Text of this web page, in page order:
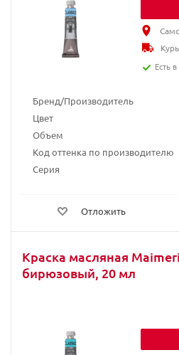
Бренд/Производитель
Цвет
Объем
Код оттенка по производителю
Серия
Отложить
Есть
Краска масляная
бирюзовый, 20 мл